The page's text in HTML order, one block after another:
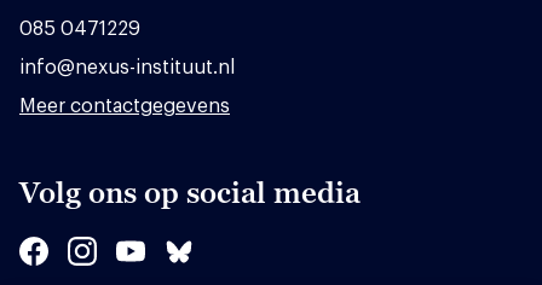
085 0471229
info@nexus-instituut.nl
Meer contactgegevens
Volg ons op social media